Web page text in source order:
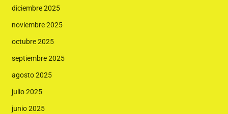
diciembre 2025
noviembre 2025
octubre 2025
septiembre 2025
agosto 2025
julio 2025
junio 2025